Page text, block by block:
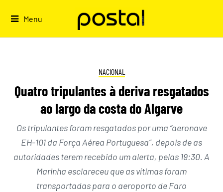
Menu
NACIONAL
Quatro tripulantes à deriva resgatados
ao largo da costa do Algarve
Os tripulantes foram resgatados por uma “aeronave
EH-101 da Força Aérea Portuguesa”, depois de as
autoridades terem recebido um alerta, pelas 19:30. A
Marinha esclareceu que as vítimas foram
transportadas para o aeroporto de Faro